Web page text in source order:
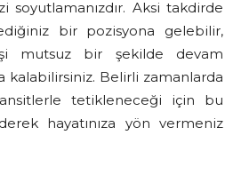
soyutlamanızdır. Aksi takdirde
bir pozisyona gelebilir,
mutsuz bir şekilde devam
Belirli zamanlarda
tetikleneceği için bu
hayatınıza yön vermeniz